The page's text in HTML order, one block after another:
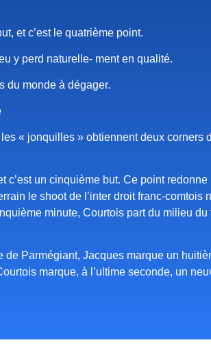
et c’est le quatrième point.
y perd naturelle- ment en qualité.
du monde à dégager.
« jonquilles » obtiennent deux corners
un cinquième but. Ce point redonne
le shoot de l’inter droit franc-comtois
minute, Courtois part du milieu
Parmégiant, Jacques marque un
marque, à l’ultime seconde, un